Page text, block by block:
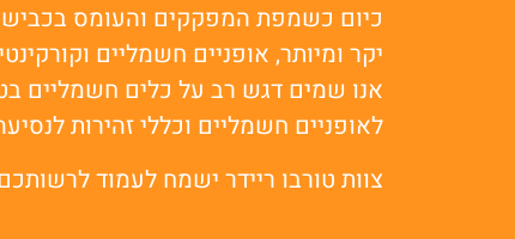
כיום כשמפת המפקקים והעומס
יקר ומיותר, אופניים חשמליים
אנו שמים דגש רב על כלים חשמליים
לאופניים חשמליים וכללי זהירות
צוות טורבו ריידר ישמח לעמוד